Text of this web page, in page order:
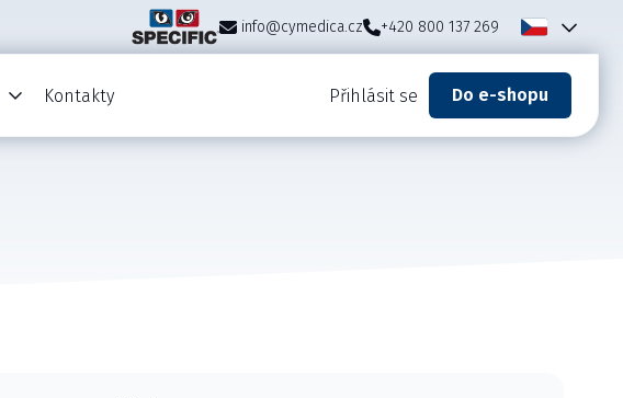
info@cymedica.cz +420 800 137 269
Kontakty Přihlásit se Do e-shopu